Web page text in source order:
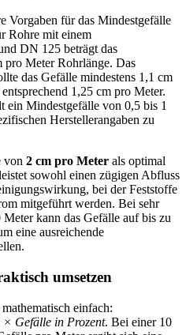
Vorgaben für das Mindestgefälle
Rohre mit einem
DN 125 beträgt das
pro Meter Rohrlänge. Das
das Gefälle mindestens 1,1 cm
1,25 cm pro Meter.
Mindestgefälle von 0,5 bis 1
Herstellerangaben zu
von 2 cm pro Meter als optimal
sowohl einen zügigen Abfluss
bei der Feststoffe
mitgeführt werden. Bei sehr
kann das Gefälle auf bis zu
eine ausreichende
umsetzen
einfach:
× Gefälle in Prozent. Bei einer 10